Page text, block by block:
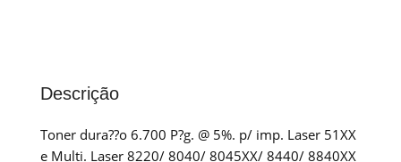
Descrição
Toner dura??o 6.700 P?g. @ 5%. p/ imp. Laser 51XX
e Multi. Laser 8220/ 8040/ 8045XX/ 8440/ 8840XX